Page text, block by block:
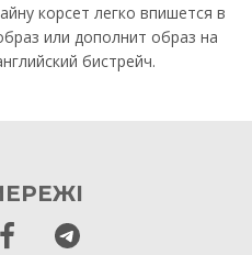
корсет легко впишется в
или дополнит образ на
бистрейч.